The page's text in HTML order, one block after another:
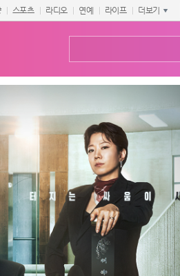
스포츠 라디오 연예 라이프 더보기